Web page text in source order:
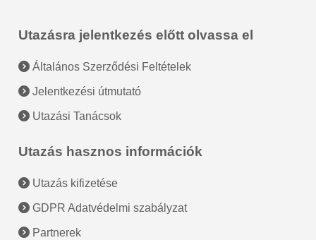
Utazásra jelentkezés előtt olvassa el
Általános Szerződési Feltételek
Jelentkezési útmutató
Utazási Tanácsok
Utazás hasznos információk
Utazás kifizetése
GDPR Adatvédelmi szabályzat
Partnerek